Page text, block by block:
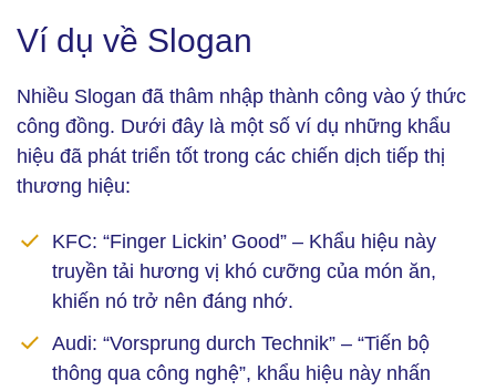
Ví dụ về Slogan
Nhiều Slogan đã thâm nhập thành công vào ý thức
công đồng. Dưới đây là một số ví dụ những khẩu
hiệu đã phát triển tốt trong các chiến dịch tiếp thị
thương hiệu:
KFC: “Finger Lickin’ Good” – Khẩu hiệu này
truyền tải hương vị khó cưỡng của món ăn,
khiến nó trở nên đáng nhớ.
Audi: “Vorsprung durch Technik” – “Tiến bộ
thông qua công nghệ”, khẩu hiệu này nhấn